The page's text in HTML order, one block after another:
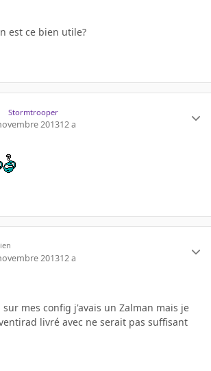
est ce bien utile?
Stormtrooper
201312 a
201312 a
sur mes config j'avais un Zalman mais je
livré avec ne serait pas suffisant